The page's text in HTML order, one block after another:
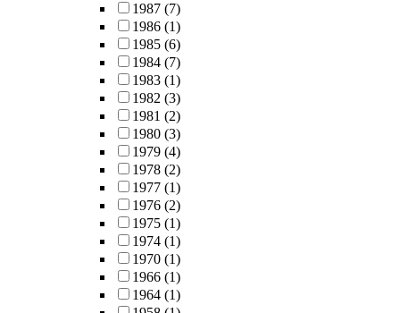
1987 (7)
1986 (1)
1985 (6)
1984 (7)
1983 (1)
1982 (3)
1981 (2)
1980 (3)
1979 (4)
1978 (2)
1977 (1)
1976 (2)
1975 (1)
1974 (1)
1970 (1)
1966 (1)
1964 (1)